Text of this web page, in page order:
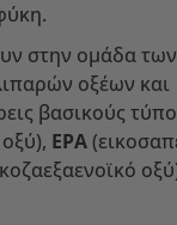
στην ομάδα των
οξέων και
βασικούς
EPA